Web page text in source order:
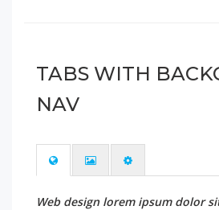
TABS WITH
NAV
Web design lorem ipsum dolor